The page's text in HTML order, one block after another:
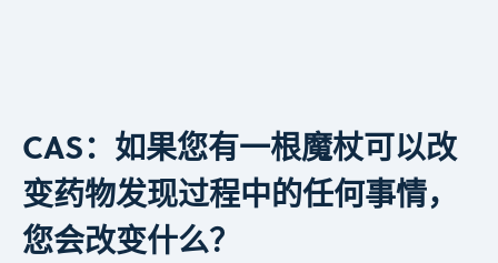
CAS：如果您有一根魔杖可以改
变药物发现过程中的任何事情，
您会改变什么？